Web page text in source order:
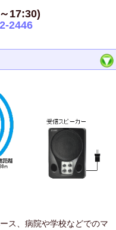
17:30)
2446
ス、病院や学校などでのマ